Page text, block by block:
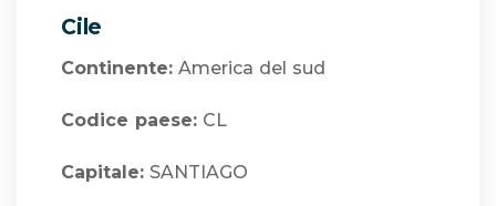
Cile
Continente: America del sud
Codice paese: CL
Capitale: SANTIAGO